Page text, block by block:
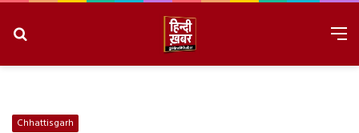
Chhattisgarh